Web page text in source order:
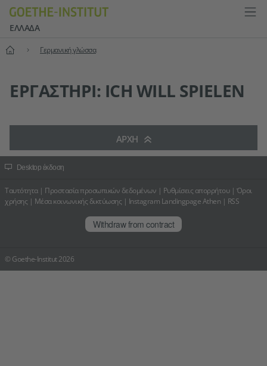
ΕΛΛΆΔΑ
Αρχική
Γερμανική γλώσσα
ΕΡΓΑΣΤΉΡΙ: ICH WILL SPIELEN
ΑΡΧΉ
Desktop έκδοση
Ταυτότητα| Προστασία προσωπικών δεδομένων | Ρυθμίσεις απορρήτου| Όροι
χρήσης | Μέσα κοινωνικής δικτύωσης | Instagram Landingpage Athen | RSS
Withdraw from contract
© Goethe-Institut 2026